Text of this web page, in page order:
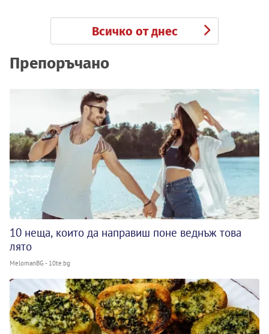
Всичко от днес
Препоръчано
10 неща, които да направиш поне веднъж това
лято
MelomanBG - 10te.bg